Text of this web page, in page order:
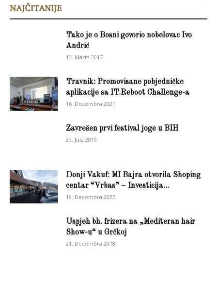
NAJČITANIJE
Tako je o Bosni govorio nobelovac Ivo
Andrić
13. Marta 2017.
Travnik: Promovisane pobjedničke
aplikacije sa IT.Reboot Challenge-a
16. Decembra 2021.
Zavrešen prvi festival joge u BIH
30. Jula 2019.
Donji Vakuf: MI Bajra otvorila Shoping
centar “Vrbas” – Investicija...
18. Decembra 2025.
Uspjeh bh. frizera na „Mediteran hair
Show-u“ u Grčkoj
21. Decembra 2018.